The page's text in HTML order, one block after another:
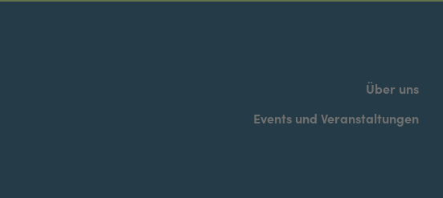
Über uns
Events und Veranstaltungen